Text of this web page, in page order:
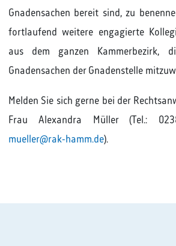
Gnadensachen bereit sind, zu
fortlaufend weitere engagierte
aus dem ganzen Kammerbezirk,
Gnadensachen der Gnadenstelle
Melden Sie sich gerne bei der
Frau Alexandra Müller (Tel.:
mueller@rak-hamm.de).